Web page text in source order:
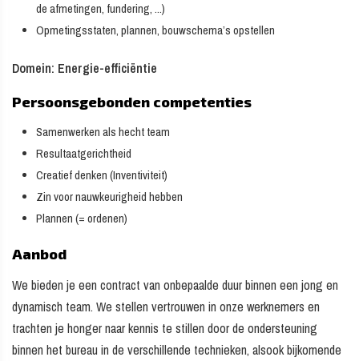
de afmetingen, fundering, ...)
Opmetingsstaten, plannen, bouwschema’s opstellen
Domein: Energie-efficiëntie
Persoonsgebonden competenties
Samenwerken als hecht team
Resultaatgerichtheid
Creatief denken (Inventiviteit)
Zin voor nauwkeurigheid hebben
Plannen (= ordenen)
Aanbod
We bieden je een contract van onbepaalde duur binnen een jong en
dynamisch team. We stellen vertrouwen in onze werknemers en
trachten je honger naar kennis te stillen door de ondersteuning
binnen het bureau in de verschillende technieken, alsook bijkomende